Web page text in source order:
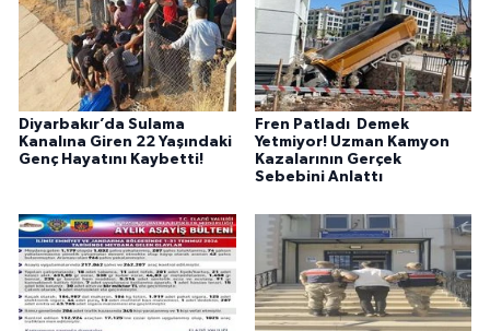
Diyarbakır’da Sulama
Kanalına Giren 22 Yaşındaki
Genç Hayatını Kaybetti!
Fren Patladı Demek
Yetmiyor! Uzman Kamyon
Kazalarının Gerçek
Sebebini Anlattı